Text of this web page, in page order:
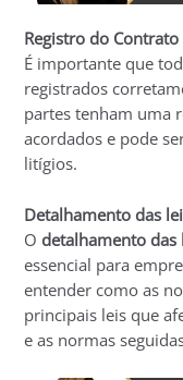
Registro do
É importante que
registrados
partes tenham uma
acordados e pode
litígios.
Detalhamento das
Odetalhamento das
essencial para
entender como as
principais leis que
e as normas